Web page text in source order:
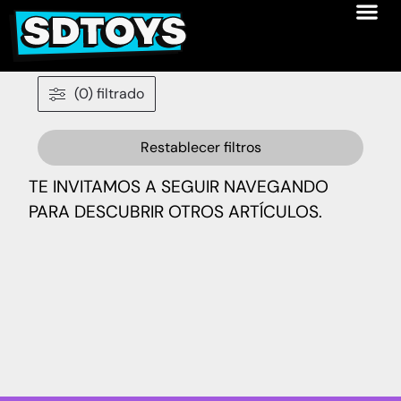
(0) filtrado
Restablecer filtros
TE INVITAMOS A SEGUIR NAVEGANDO
PARA DESCUBRIR OTROS ARTÍCULOS.